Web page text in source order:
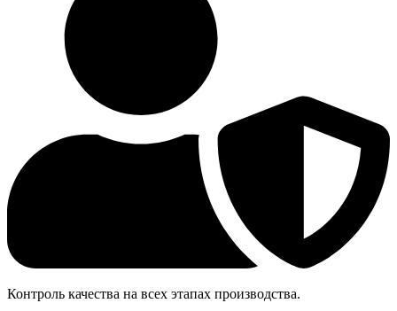
Контроль качества на всех этапах производства.